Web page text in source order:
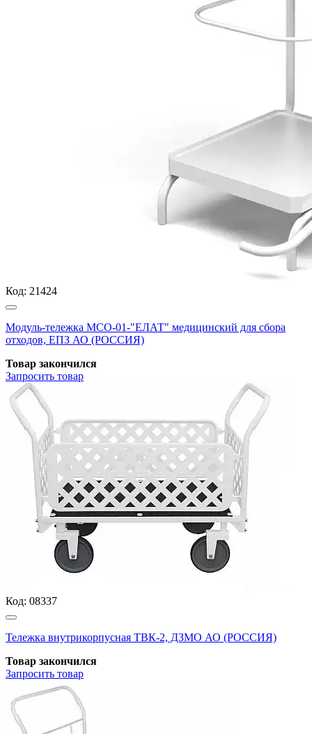
Код: 21424
Модуль-тележка МСО-01-"ЕЛАТ" медицинский для сбора
отходов, ЕПЗ АО (РОССИЯ)
Товар закончился
Запросить товар
Код: 08337
Тележка внутрикорпусная ТВК-2, ДЗМО АО (РОССИЯ)
Товар закончился
Запросить товар